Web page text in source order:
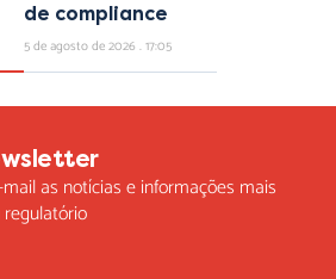
de compliance
5 de agosto de 2026 17:05
as notícias e informações mais